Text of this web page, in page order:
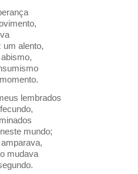
um alento,
lembrados
mundo;
mudava